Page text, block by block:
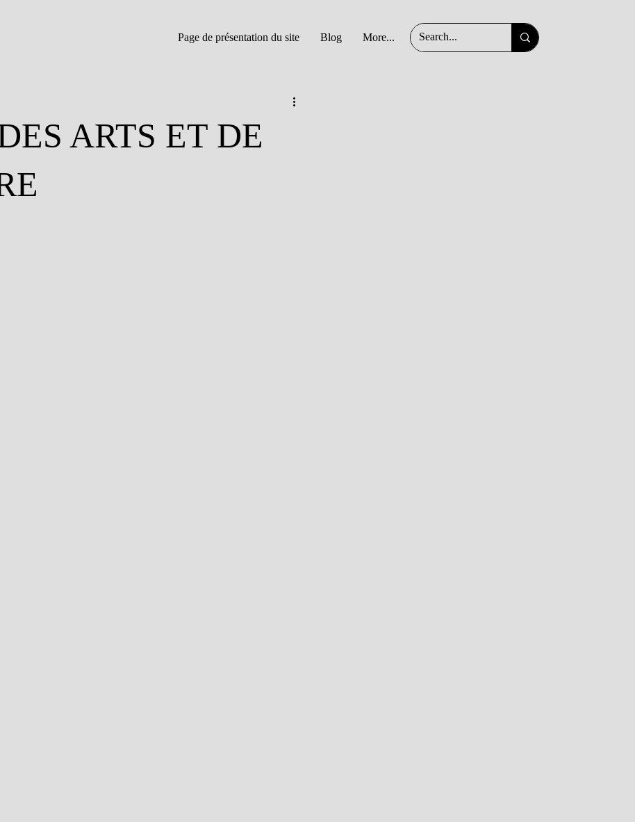
Page de présentation du site Blog More...
ARTS ET DE